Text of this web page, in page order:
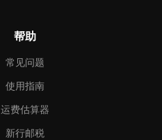
帮助
常见问题
使用指南
运费估算器
新行邮税